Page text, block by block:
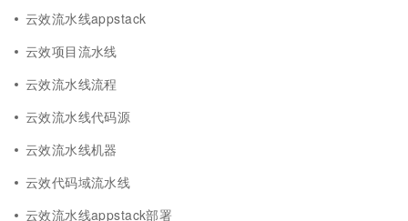
云效流水线appstack
云效项目流水线
云效流水线流程
云效流水线代码源
云效流水线机器
云效代码域流水线
云效流水线appstack部署